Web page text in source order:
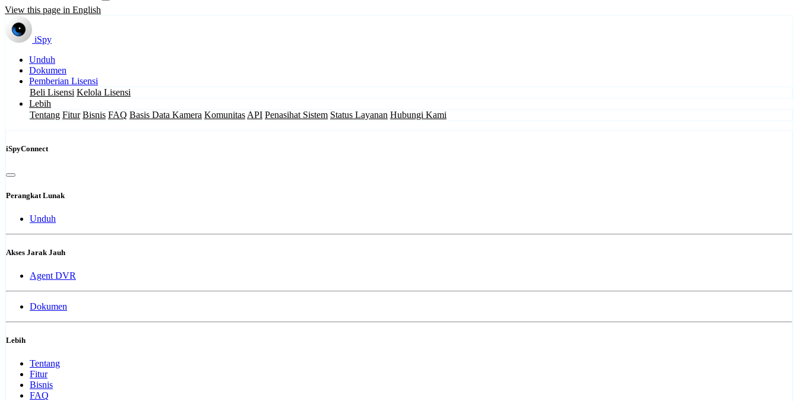
View this page in English
iSpy
Unduh
Dokumen
Pemberian Lisensi
Beli Lisensi Kelola Lisensi
Lebih
Tentang Fitur Bisnis FAQ Basis Data Kamera Komunitas API Penasihat Sistem Status Layanan Hubungi Kami
iSpyConnect
Perangkat Lunak
Unduh
Akses Jarak Jauh
Agent DVR
Dokumen
Lebih
Tentang
Fitur
Bisnis
FAQ